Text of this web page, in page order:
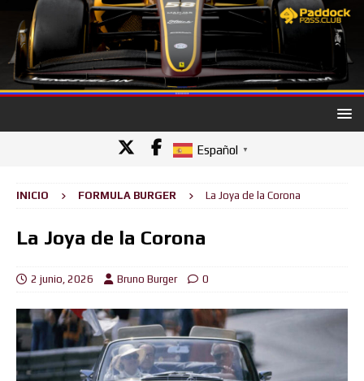
Español ▼
INICIO FORMULA BURGER La Joya de la Corona
La Joya de la Corona
2 junio, 2026 Bruno Burger 0